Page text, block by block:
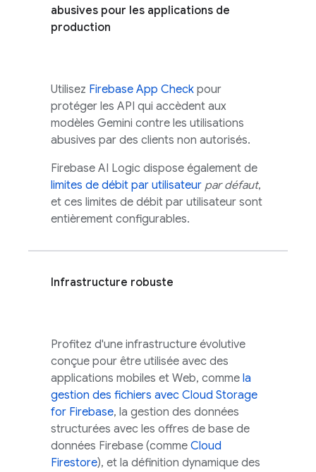
abusives pour les applications de
production
Utilisez Firebase App Check pour
protéger les API qui accèdent aux
modèles Gemini contre les utilisations
abusives par des clients non autorisés.
Firebase AI Logic dispose également de
limites de débit par utilisateur par défaut,
et ces limites de débit par utilisateur sont
entièrement configurables.
Infrastructure robuste
Profitez d'une infrastructure évolutive
conçue pour être utilisée avec des
applications mobiles et Web, comme la
gestion des fichiers avec Cloud Storage
for Firebase, la gestion des données
structurées avec les offres de base de
données Firebase (comme Cloud
Firestore), et la définition dynamique des